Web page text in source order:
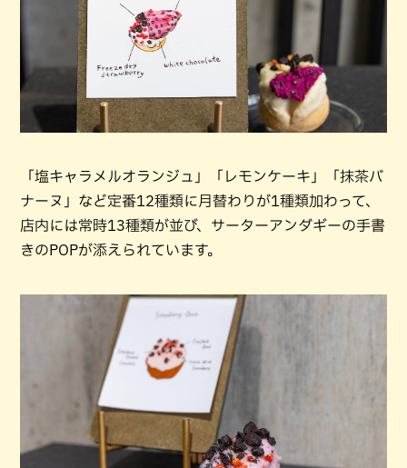
「塩キャラメルオランジュ」「レモンケーキ」「抹茶バ
ナーヌ」など定番12種類に月替わりが1種類加わって、
店内には常時13種類が並び、サーターアンダギーの手書
きのPOPが添えられています。